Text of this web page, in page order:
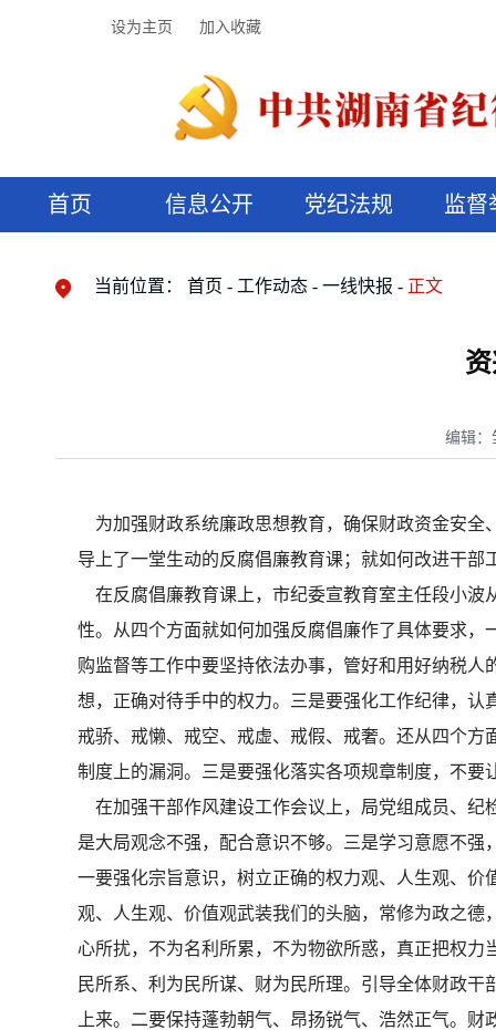
设为主页 加入收藏
首页 信息公开 党纪法规 监督
当前位置： 首页 工作动态 一线快报 正文
编辑：
为加强财政系统廉政思想教育，确保财政资金安全
导上了一堂生动的反腐倡廉教育课；就如何改进干部
在反腐倡廉教育课上，市纪委宣教育室主任段小波
性。从四个方面就如何加强反腐倡廉作了具体要求
购监督等工作中要坚持依法办事，管好和用好纳税
想，正确对待手中的权力。三是要强化工作纪律，
戒骄、戒懒、戒空、戒虚、戒假、戒奢。还从四个
制度上的漏洞。三是要强化落实各项规章制度，不
在加强干部作风建设工作会议上，局党组成员、纪
是大局观念不强，配合意识不够。三是学习意愿不
一要强化宗旨意识，树立正确的权力观、人生观、
观、人生观、价值观武装我们的头脑，常修为政之
心所扰，不为名利所累，不为物欲所惑，真正把权
民所系、利为民所谋、财为民所理。引导全体财政
上来。二要保持蓬勃朝气、昂扬锐气、浩然正气。